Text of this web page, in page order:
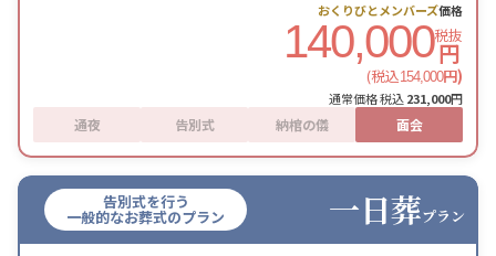
おくりびとメンバーズ価格
140,000税抜
円
(税込154,000円)
通常価格 税込231,000円
通夜 告別式 納棺の儀 面会
告別式を行う
一般的なお葬式のプラン 一日葬プラン